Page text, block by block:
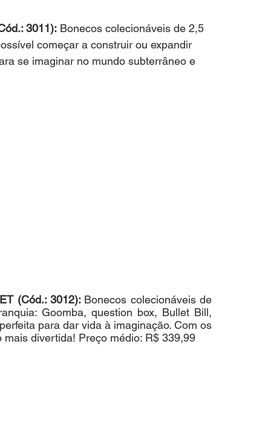
3011): Bonecos colecionáveis de 2,5
começar a construir ou expandir
se imaginar no mundo subterrâneo e
(Cód.: 3012): Bonecos colecionáveis de
Goomba, question box, Bullet Bill,
para dar vida à imaginação. Com os
divertida! Preço médio: R$ 339,99